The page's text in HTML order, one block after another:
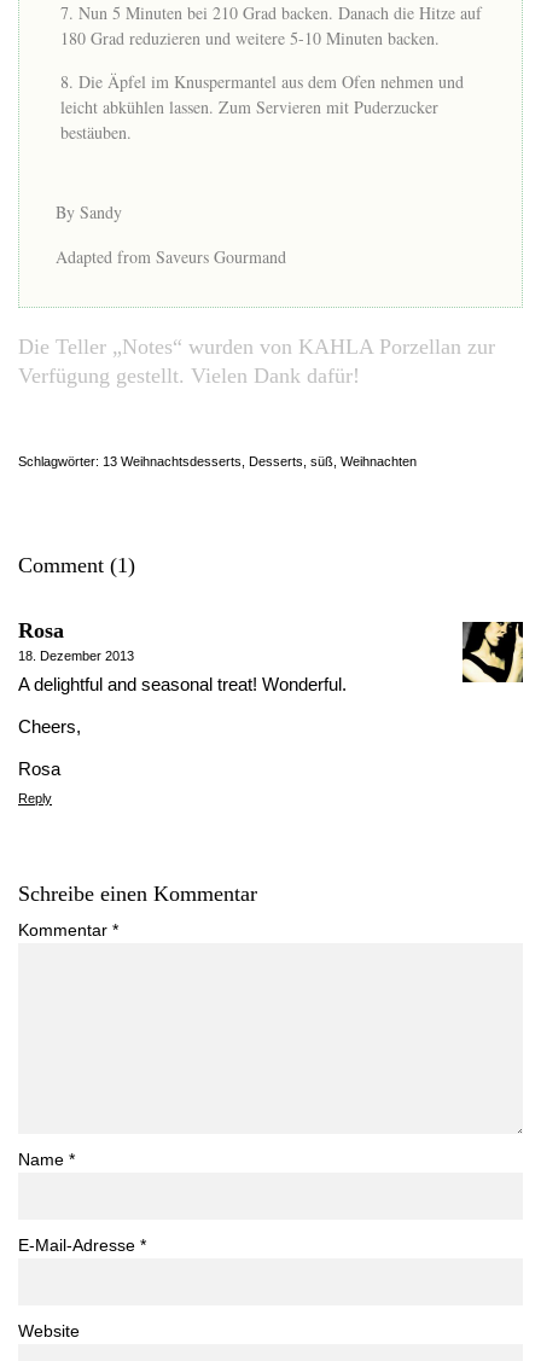
Nun 5 Minuten bei 210 Grad backen. Danach die Hitze auf
180 Grad reduzieren und weitere 5-10 Minuten backen.
Die Äpfel im Knuspermantel aus dem Ofen nehmen und
leicht abkühlen lassen. Zum Servieren mit Puderzucker
bestäuben.
By Sandy
Adapted from Saveurs Gourmand
Die Teller „Notes“ wurden von KAHLA Porzellan zur
Verfügung gestellt. Vielen Dank dafür!
Schlagwörter: 13 Weihnachtsdesserts Desserts süß Weihnachten
Comment (1)
Rosa
18. Dezember 2013
A delightful and seasonal treat! Wonderful.
Cheers,
Rosa
Reply
Schreibe einen Kommentar
Kommentar *
Name *
E-Mail-Adresse *
Website